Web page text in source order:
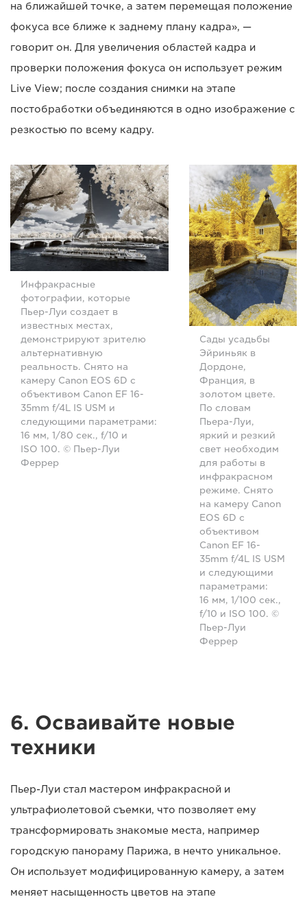
на ближайшей точке, а затем перемещая положение
фокуса все ближе к заднему плану кадра», —
говорит он. Для увеличения областей кадра и
проверки положения фокуса он использует режим
Live View; после создания снимки на этапе
постобработки объединяются в одно изображение с
резкостью по всему кадру.
Инфракрасные
фотографии, которые
Пьер-Луи создает в
известных местах,
демонстрируют зрителю
альтернативную
реальность. Снято на
камеру Canon EOS 6D с
объективом Canon EF 16-
35mm f/4L IS USM и
следующими параметрами:
16 мм, 1/80 сек., f/10 и
ISO 100. © Пьер-Луи
Феррер
Сады усадьбы
Эйриньяк в
Дордоне,
Франция, в
золотом цвете.
По словам
Пьера-Луи,
яркий и резкий
свет необходим
для работы в
инфракрасном
режиме. Снято
на камеру Canon
EOS 6D с
объективом
Canon EF 16-
35mm f/4L IS USM
и следующими
параметрами:
16 мм, 1/100 сек.,
f/10 и ISO 100. ©
Пьер-Луи
Феррер
6. Осваивайте новые
техники
Пьер-Луи стал мастером инфракрасной и
ультрафиолетовой съемки, что позволяет ему
трансформировать знакомые места, например
городскую панораму Парижа, в нечто уникальное.
Он использует модифицированную камеру, а затем
меняет насыщенность цветов на этапе